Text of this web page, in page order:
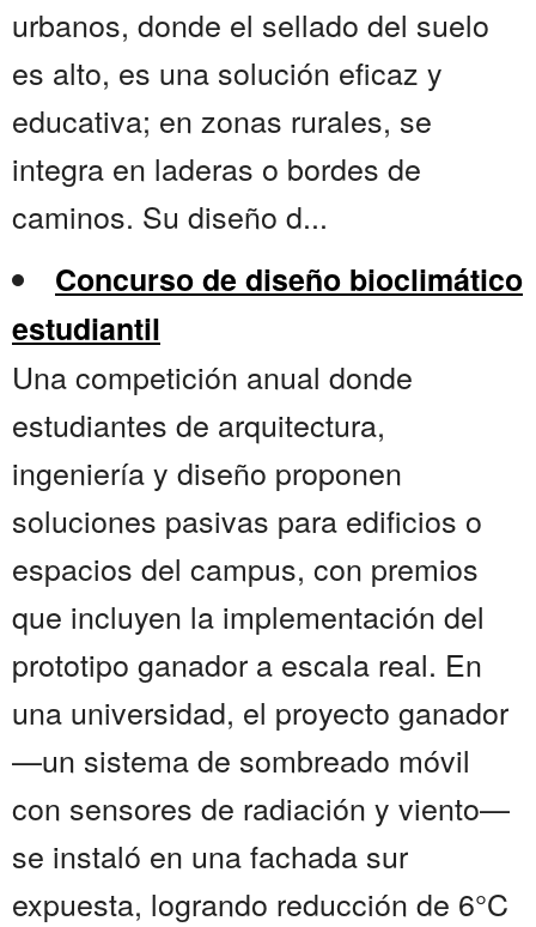
urbanos, donde el sellado del suelo
es alto, es una solución eficaz y
educativa; en zonas rurales, se
integra en laderas o bordes de
caminos. Su diseño d...
Concurso de diseño bioclimático
estudiantil
Una competición anual donde
estudiantes de arquitectura,
ingeniería y diseño proponen
soluciones pasivas para edificios o
espacios del campus, con premios
que incluyen la implementación del
prototipo ganador a escala real. En
una universidad, el proyecto ganador
—un sistema de sombreado móvil
con sensores de radiación y viento—
se instaló en una fachada sur
expuesta, logrando reducción de 6°C